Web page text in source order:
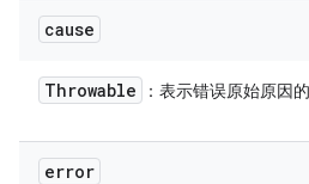
cause
Throwable ：表示错误原始原因的
error